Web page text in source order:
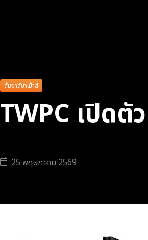
ส้มซ่าส์ขาเม้าส์
TWPC เปิดตั
25 พฤษภาคม 2569